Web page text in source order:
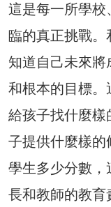
這是每一所學校
臨的真正挑戰。
知道自己未來
和根本的目標。
給孩子找什麼
子提供什麼樣的
學生多少分數，
長和教師的教育